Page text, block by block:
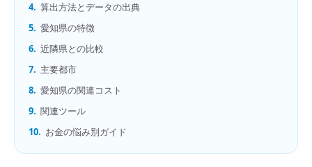
4. 算出方法とデータの出典
5. 愛知県の特徴
6. 近隣県との比較
7. 主要都市
8. 愛知県の関連コスト
9. 関連ツール
10. お金の悩み別ガイド